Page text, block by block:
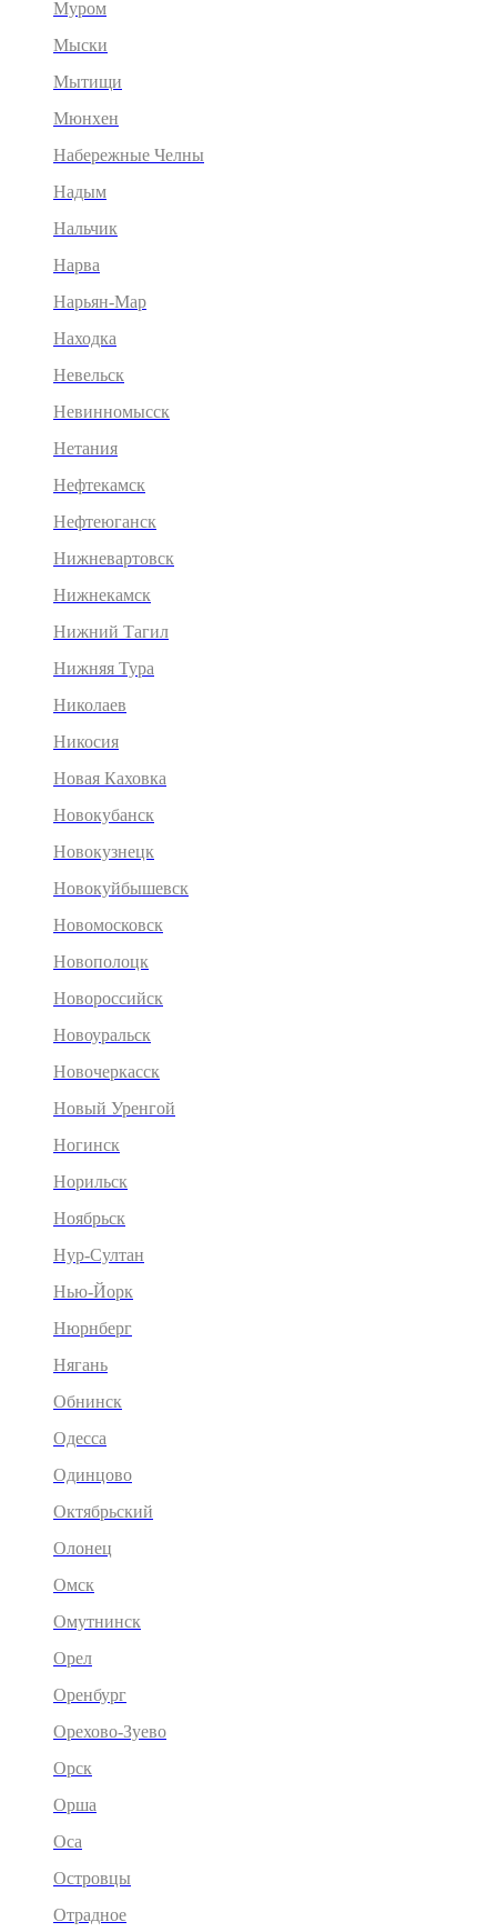
Муром
Мыски
Мытищи
Мюнхен
Набережные Челны
Надым
Нальчик
Нарва
Нарьян-Мар
Находка
Невельск
Невинномысск
Нетания
Нефтекамск
Нефтеюганск
Нижневартовск
Нижнекамск
Нижний Тагил
Нижняя Тура
Николаев
Никосия
Новая Каховка
Новокубанск
Новокузнецк
Новокуйбышевск
Новомосковск
Новополоцк
Новороссийск
Новоуральск
Новочеркасск
Новый Уренгой
Ногинск
Норильск
Ноябрьск
Нур-Султан
Нью-Йорк
Нюрнберг
Нягань
Обнинск
Одесса
Одинцово
Октябрьский
Олонец
Омск
Омутнинск
Орел
Оренбург
Орехово-Зуево
Орск
Орша
Оса
Островцы
Отрадное